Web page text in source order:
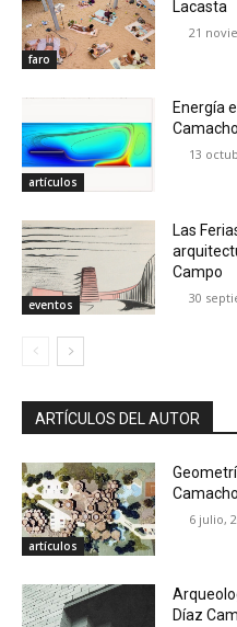
faro
Lacasta
21
artículos
Energía
Camacho
13
eventos
Las
Campo
30
ARTÍCULOS DEL AUTOR
artículos
Camacho
6 julio,
Díaz